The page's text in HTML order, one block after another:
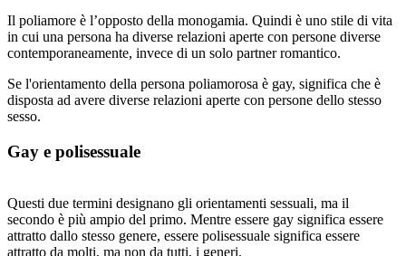
Il poliamore è l’opposto della monogamia. Quindi è uno stile di vita
in cui una persona ha diverse relazioni aperte con persone diverse
contemporaneamente, invece di un solo partner romantico.
Se l'orientamento della persona poliamorosa è gay, significa che è
disposta ad avere diverse relazioni aperte con persone dello stesso
sesso.
Gay e polisessuale
Questi due termini designano gli orientamenti sessuali, ma il
secondo è più ampio del primo. Mentre essere gay significa essere
attratto dallo stesso genere, essere polisessuale significa essere
attratto da molti, ma non da tutti, i generi.